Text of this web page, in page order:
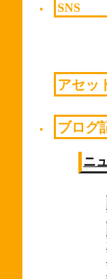
SNS
アセッ
ブログ
ニ